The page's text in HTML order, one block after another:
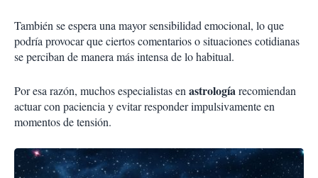
También se espera una mayor sensibilidad emocional, lo que
podría provocar que ciertos comentarios o situaciones cotidianas
se perciban de manera más intensa de lo habitual.
Por esa razón, muchos especialistas enastrologíarecomiendan
actuar con paciencia y evitar responder impulsivamente en
momentos de tensión.